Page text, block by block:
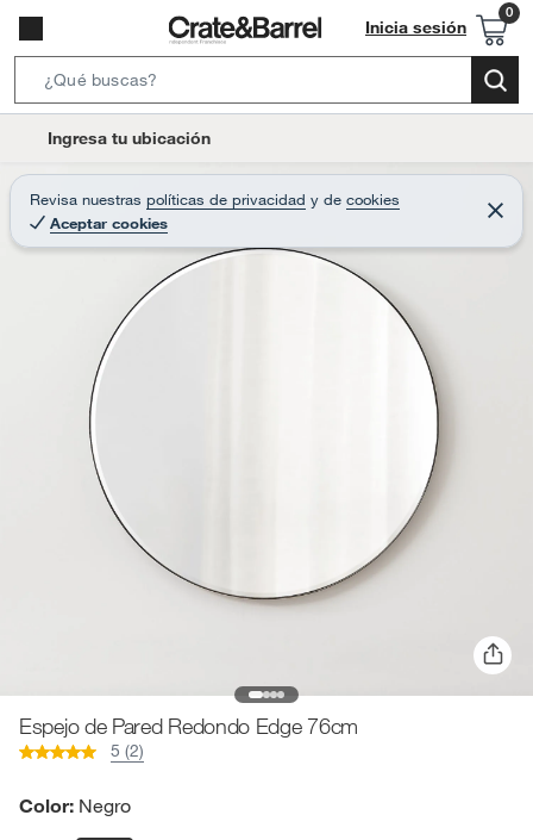
Inicia sesión
e
r
c
t
Ingresa tu ubicación
Revisa nuestras políticas de privacidad y de cookies
Aceptar cookies
C
e
r
Espejo de Pared Redondo Edge 76cm
5 (2)
Color: Negro